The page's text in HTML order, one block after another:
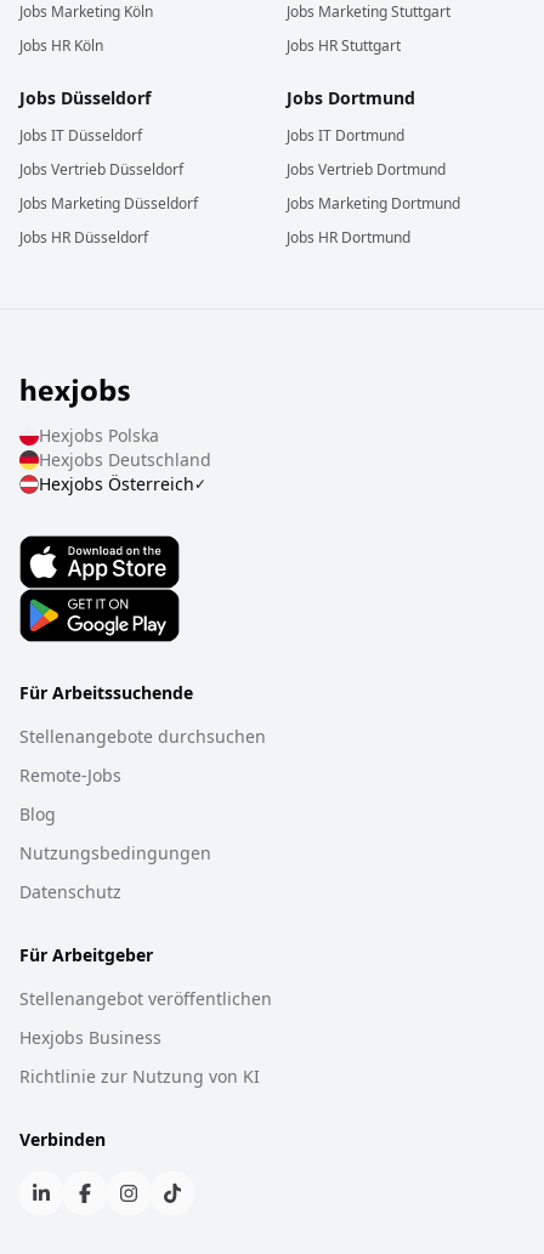
Jobs Marketing Köln
Jobs HR Köln
Jobs MarketingStuttgart
Jobs HRStuttgart
Jobs Düsseldorf
Jobs IT Düsseldorf
Jobs Vertrieb Düsseldorf
Jobs Marketing Düsseldorf
Jobs HR Düsseldorf
Jobs Dortmund
Jobs IT Dortmund
Jobs Vertrieb Dortmund
Jobs Marketing Dortmund
Jobs HR Dortmund
Hexjobs Polska
Hexjobs Deutschland
Hexjobs Österreich✓
Für Arbeitssuchende
Stellenangebote durchsuchen
Remote-Jobs
Blog
Nutzungsbedingungen
Datenschutz
Für Arbeitgeber
Stellenangebot veröffentlichen
Hexjobs Business
Richtlinie zur Nutzung von KI
Verbinden